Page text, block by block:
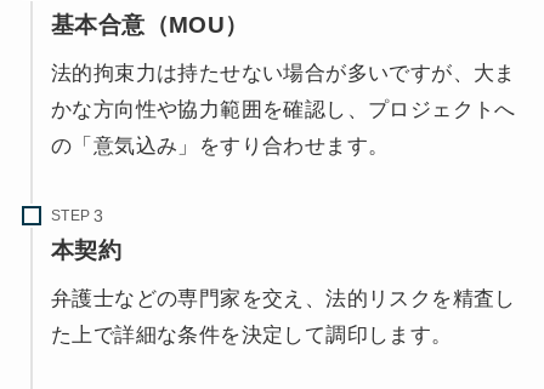
基本合意（MOU）
法的拘束力は持たせない場合が多いですが、大ま
かな方向性や協力範囲を確認し、プロジェクトへ
の「意気込み」をすり合わせます。
STEP
本契約
弁護士などの専門家を交え、法的リスクを精査し
た上で詳細な条件を決定して調印します。